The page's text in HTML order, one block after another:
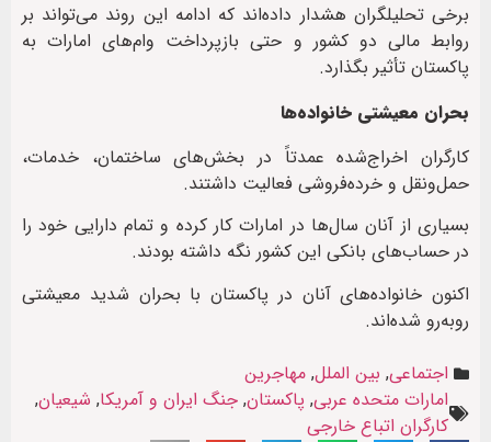
برخی تحلیلگران هشدار داده‌اند که ادامه این روند می‌تواند بر
روابط مالی دو کشور و حتی بازپرداخت وام‌های امارات به
پاکستان تأثیر بگذارد.
بحران معیشتی خانواده‌ها
کارگران اخراج‌شده عمدتاً در بخش‌های ساختمان، خدمات،
حمل‌ونقل و خرده‌فروشی فعالیت داشتند.
بسیاری از آنان سال‌ها در امارات کار کرده و تمام دارایی خود را
در حساب‌های بانکی این کشور نگه داشته بودند.
اکنون خانواده‌های آنان در پاکستان با بحران شدید معیشتی
روبه‌رو شده‌اند.
اجتماعی, بین الملل, مهاجرین
امارات متحده عربی, پاکستان, جنگ ایران و آمریکا, شیعیان,
کارگران اتباع خارجی